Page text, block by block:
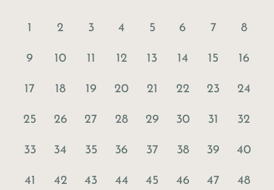
1 2 3 4 5 6 7 8
9 10 11 12 13 14 15 16
17 18 19 20 21 22 23 24
25 26 27 28 29 30 31 32
33 34 35 36 37 38 39 40
41 42 43 44 45 46 47 48